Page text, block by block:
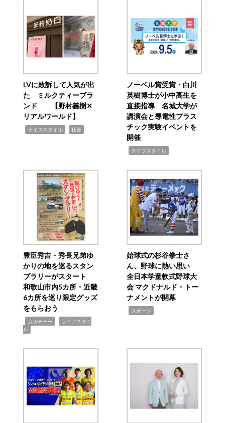
LVに敗訴して人気が出
た ミルクティーブラ
ンド 【野村義樹✕
リアルワールド】
ライフスタイル 社会
ノーベル賞受賞・白川
英樹博士が小中高生を
直接指導 名城大学が
講演会と導電性プラス
チック実験イベントを
開催
ライフスタイル
豊臣秀吉・秀長兄弟ゆ
かりの地を巡るスタン
プラリーがスタート
和歌山市内5カ所・近畿
6カ所を巡り限定グッズ
をもらおう
カルチャー
ライフスタイ
ル
始球式の杉谷拳士さ
ん、野球に熱い思い
全日本学童軟式野球大
会 マクドナルド・トー
ナメントが開幕
スポーツ